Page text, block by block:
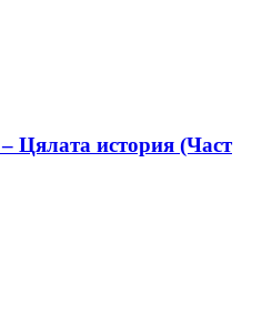
Цялата история (Част